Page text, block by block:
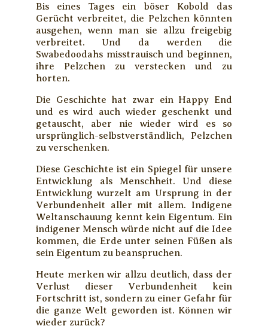
Bis eines Tages ein böser Kobold das
Gerücht verbreitet, die Pelzchen könnten
ausgehen, wenn man sie allzu freigebig
verbreitet. Und da werden die
Swabedoodahs misstrauisch und beginnen,
ihre Pelzchen zu verstecken und zu
horten.
Die Geschichte hat zwar ein Happy End
und es wird auch wieder geschenkt und
getauscht, aber nie wieder wird es so
ursprünglich-selbstverständlich, Pelzchen
zu verschenken.
Diese Geschichte ist ein Spiegel für unsere
Entwicklung als Menschheit. Und diese
Entwicklung wurzelt am Ursprung in der
Verbundenheit aller mit allem. Indigene
Weltanschauung kennt kein Eigentum. Ein
indigener Mensch würde nicht auf die Idee
kommen, die Erde unter seinen Füßen als
sein Eigentum zu beanspruchen.
Heute merken wir allzu deutlich, dass der
Verlust dieser Verbundenheit kein
Fortschritt ist, sondern zu einer Gefahr für
die ganze Welt geworden ist. Können wir
wieder zurück?